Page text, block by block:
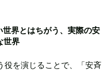
世界とはちがう、実際の安
世界
を演じることで、「安斉